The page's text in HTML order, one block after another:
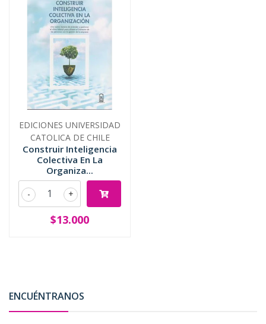
EDICIONES UNIVERSIDAD
CATOLICA DE CHILE
Construir Inteligencia
Colectiva En La
Organiza...
+
-
$13.000
ENCUÉNTRANOS